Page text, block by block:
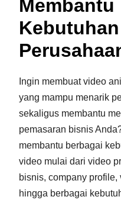
Membantu
Ingin membuat video
yang mampu menarik
sekaligus membantu
pemasaran bisnis
membantu berbagai
video mulai dari video
bisnis, company
hingga berbagai